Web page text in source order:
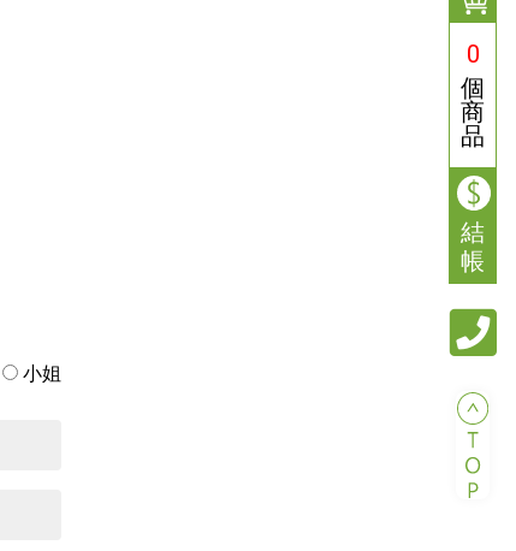
0
個
商
品
結
帳
小姐